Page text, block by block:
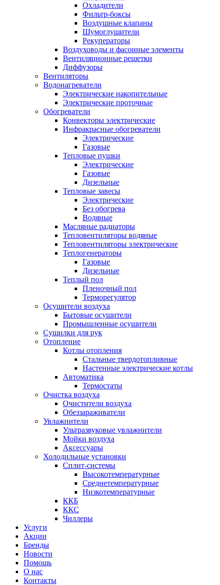
Охладители
Фильтр-боксы
Воздушные клапаны
Шумоглушители
Рекуператоры
Воздуховоды и фасонные элементы
Вентиляционные решетки
Диффузоры
Вентиляторы
Водонагреватели
Электрические накопительные
Электрические проточные
Обогреватели
Конвекторы электрические
Инфракрасные обогреватели
Электрические
Газовые
Тепловые пушки
Электрические
Газовые
Дизельные
Тепловые завесы
Электрические
Без обогрева
Водяные
Масляные радиаторы
Тепловентиляторы водяные
Тепловентиляторы электрические
Теплогенераторы
Газовые
Дизельные
Теплый пол
Пленочный пол
Терморегулятор
Осушители воздуха
Бытовые осушители
Промышленные осушители
Сушилки для рук
Отопление
Котлы отопления
Стальные твердотопливные
Настенные электрические котлы
Автоматика
Термостаты
Очистка воздуха
Очистители воздуха
Обеззараживатели
Увлажнители
Ультразвуковые увлажнители
Мойки воздуха
Аксессуары
Холодильные установки
Сплит-системы
Высокотемпературные
Среднетемпературные
Низкотемпературные
ККБ
ККС
Чиллеры
Услуги
Акции
Бренды
Новости
Помощь
О нас
Контакты